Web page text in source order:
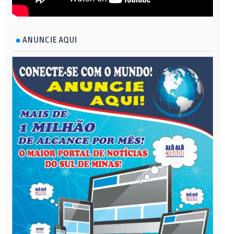
ANUNCIE AQUI